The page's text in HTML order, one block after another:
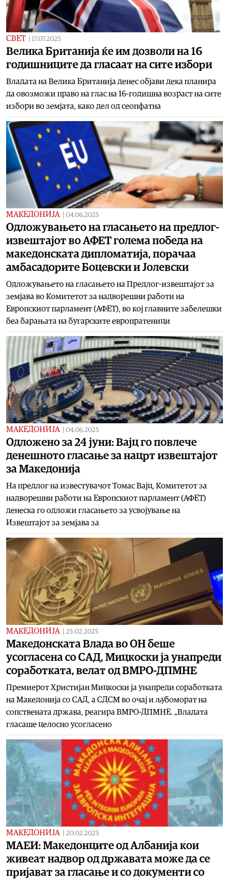
СВЕТ 17.07.2025
Велика Британија ќе им дозволи на 16
годишниците да гласаат на сите избори
Владата на Велика Британија денес објави дека планира
да овозможи право на глас на 16-годишна возраст на сите
избори во земјата, како дел од сеопфатна
МАКЕДОНИЈА 04.06.2025
Одложувањето на гласањето на предлог-
извештајот во АФЕТ голема победа на
македонската дипломатија, порачаа
амбасадорите Боцевски и Јолевски
Одложувањето на гласањето на Предлог-извештајот за
земјава во Комитетот за надворешни работи на
Европскиот парламент (АФЕТ), во кој главните забелешки
беа барањата на бугарските европратеници
МАКЕДОНИЈА 04.06.2025
Одложено за 24 јуни: Вајц го повлече
денешното гласање за нацрт извештајот
за Македонија
На предлог на известувачот Томас Вајц, Комитетот за
надворешни работи на Европскиот парламент (АФЕТ)
денеска го одложи гласањето за усвојување на
Извештајот за земјава за
МАКЕДОНИЈА 25.02.2025
Maкедонската Влада во ОН беше
усогласена со САД, Мицкоски ја унапреди
соработката, велат од ВМРО-ДПМНЕ
Премиерот Христијан Мицкоски ја унапреди соработката
на Македонија со САД, а СДСМ во очај и љубоморат на
сопствената држава, реагира ВМРО-ДПМНЕ. „Владата
гласаше целосно усогласено
МАКЕДОНИЈА 20.02.2025
МАЕИ: Македонците од Албанија кои
живеат надвор од државата може да се
пријават за гласање и со документи со